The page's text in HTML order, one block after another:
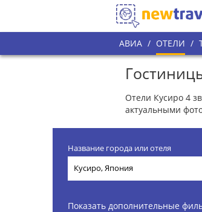
АВИА / ОТЕЛИ /
Отели Кусиро 4
актуальными
Название города или отеля
Показать дополнительные